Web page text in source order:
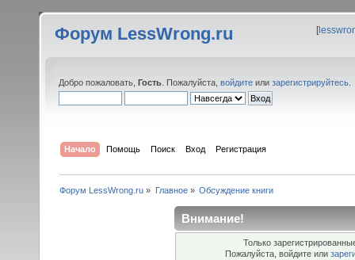
Форум LessWrong.ru [
Добро пожаловать, Гость . Пожалуйста, войдите или зарегистрируйтесь
Начало Помощь Поиск Вход Регистрация
Форум LessWrong.ru » Главное» Обсуждение книги
Внимание!
Только
Пожалуйста, войдите или